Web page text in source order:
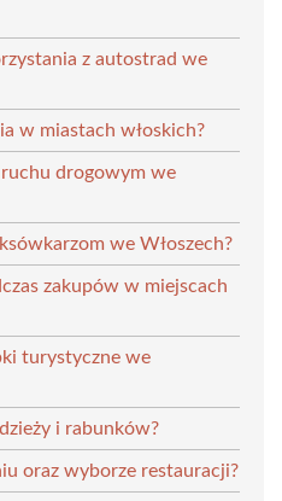
z autostrad we
w miastach włoskich?
drogowym we
we Włoszech?
zakupów w miejscach
turystyczne we
i rabunków?
oraz wyborze restauracji?